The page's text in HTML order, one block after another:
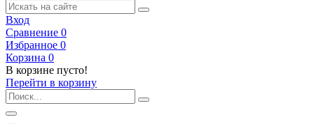
Вход
Сравнение 0
Избранное 0
Корзина 0
В корзине пусто!
Перейти в корзину